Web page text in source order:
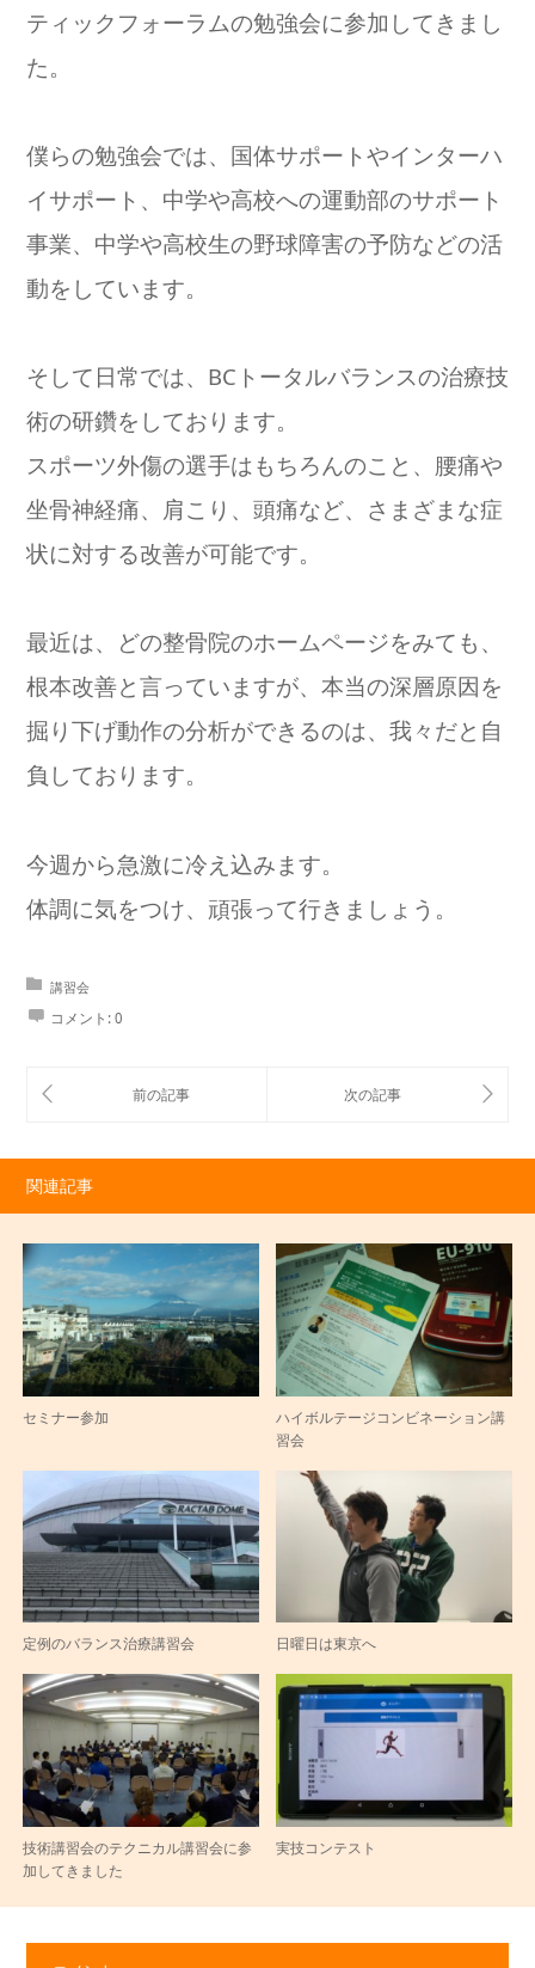
ティックフォーラムの勉強会に参加してきまし
た。
僕らの勉強会では、国体サポートやインターハ
イサポート、中学や高校への運動部のサポート
事業、中学や高校生の野球障害の予防などの活
動をしています。
そして日常では、BCトータルバランスの治療技
術の研鑽をしております。
スポーツ外傷の選手はもちろんのこと、腰痛や
坐骨神経痛、肩こり、頭痛など、さまざまな症
状に対する改善が可能です。
最近は、どの整骨院のホームページをみても、
根本改善と言っていますが、本当の深層原因を
掘り下げ動作の分析ができるのは、我々だと自
負しております。
今週から急激に冷え込みます。
体調に気をつけ、頑張って行きましょう。
講習会
コメント: 0
関連記事
セミナー参加
ハイボルテージコンビネーション講
習会
定例のバランス治療講習会 日曜日は東京へ
技術講習会のテクニカル講習会に参
加してきました
実技コンテスト